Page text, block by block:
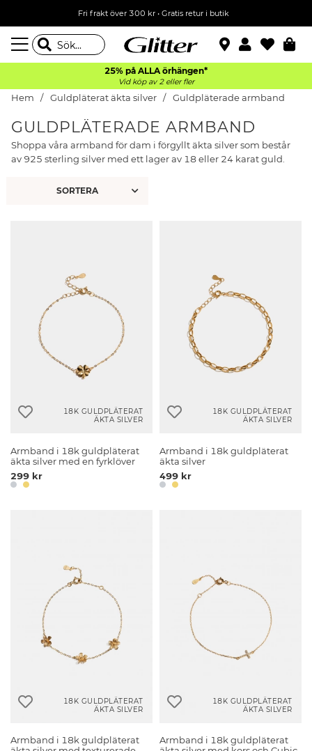
Fri frakt över 300 kr• Gratis retur i butik
25% på ALLA örhängen*
Vid köp av 2 eller fler
Hem Guldpläterat äkta silver Guldpläterade armband
GULDPLÄTERADE ARMBAND
Shoppa våra armband för dam i förgyllt äkta silver som består
av 925 sterling silver med ett lager av 18 eller 24 karat guld.
18K GULDPLÄTERAT
ÄKTA SILVER
Armband i 18k guldpläterat
äkta silver med en fyrklöver
299 kr
18K GULDPLÄTERAT
ÄKTA SILVER
Armband i 18k guldpläterat
äkta silver
499 kr
18K GULDPLÄTERAT
ÄKTA SILVER
Armband i 18k guldpläterat
18K GULDPLÄTERAT
ÄKTA SILVER
Armband i 18k guldpläterat